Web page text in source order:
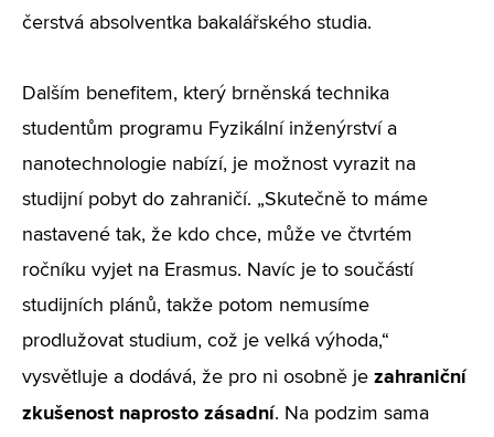
čerstvá absolventka bakalářského studia.
Dalším benefitem, který brněnská technika
studentům programu Fyzikální inženýrství a
nanotechnologie nabízí, je možnost vyrazit na
studijní pobyt do zahraničí. „Skutečně to máme
nastavené tak, že kdo chce, může ve čtvrtém
ročníku vyjet na Erasmus. Navíc je to součástí
studijních plánů, takže potom nemusíme
prodlužovat studium, což je velká výhoda,“
vysvětluje a dodává, že pro ni osobně je zahraniční
zkušenost naprosto zásadní. Na podzim sama